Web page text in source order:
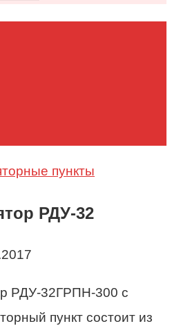
пункты
РДУ-32
ГРПН-300 с
пункт состоит из